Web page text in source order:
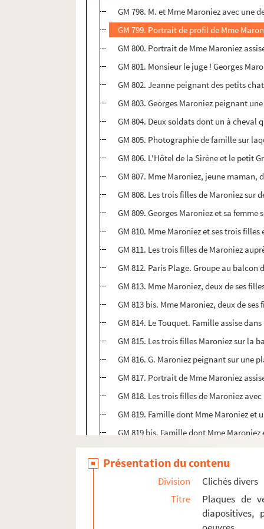
GM 798. M. et Mme Maroniez avec une
GM 799. Portrait de profil de Mme
GM 800. Portrait de Mme Maroniez
GM 801. Monsieur le juge ! Georges
GM 802. Jeanne peignant des petits
GM 803. Georges Maroniez peignant
GM 804. Deux soldats dont un à cheval
GM 805. Photographie de famille sur
GM 806. L'Hôtel de la Sirène et le petit
GM 807. Mme Maroniez, jeune maman,
GM 808. Les trois filles de Maroniez sur
GM 809. Georges Maroniez et sa
GM 810. Mme Maroniez et ses trois
GM 811. Les trois filles de Maroniez
GM 812. Paris Plage. Groupe au balcon
GM 813. Mme Maroniez, deux de ses
GM 813 bis. Mme Maroniez, deux de
GM 814. Le Touquet. Famille assise
GM 815. Les trois filles Maroniez sur la
GM 816. G. Maroniez peignant sur une
GM 817. Portrait de Mme Maroniez
GM 818. Les trois filles de Maroniez
GM 819. Famille dont Mme Maroniez et
GM 819 bis. Famille dont Mme
GM 820. Photographie probabalement
GM 821. Famille dont Mme Maroniez et
GM 822. Deux des filles de Maroniez
GM 823. Groupe dans une carriole dont
GM 823 bis. Groupe dans une carriole
Présentation du contenu
Division
Clichés divers
Titre
Plaques de
diapositives,